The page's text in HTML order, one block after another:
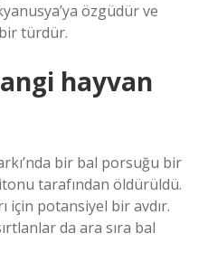
özgüdür ve
bir türdür.
hayvan
bir bal porsuğu bir
tarafından öldürüldü.
için potansiyel bir avdır.
da ara sıra bal